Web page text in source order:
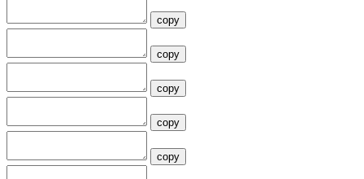
copy
copy
copy
copy
copy